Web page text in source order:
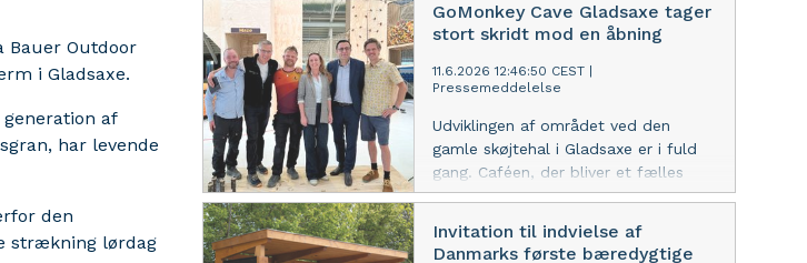
Bauer Outdoor
i Gladsaxe.
af
har levende
den
strækning lørdag
praksis for grundforløbselever.
Eleverne fra SOSU H besøger
forskellige botilbud og får erfaring
med arbejdet med borgere med
og komplekse støttebehov.
GoMonkey Cave Gladsaxe tager
stort skridt mod en åbning
11.6.2026 12:46:50 CEST
Pressemeddelelse
Udviklingen af området ved den
gamle skøjtehal i Gladsaxe er i fuld
gang. Caféen, der bliver et fælles
mødested for alle omkring
Du kan allerede nu booke tid i
Invitation til indvielse af
Danmarks første bæredygtige